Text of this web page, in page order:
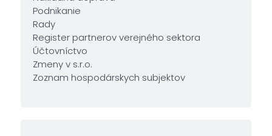
Podnikanie
Rady
Register partnerov verejného sektora
Účtovníctvo
Zmeny v s.r.o.
Zoznam hospodárskych subjektov